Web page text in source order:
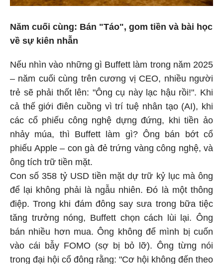
Năm cuối cùng: Bán "Táo", gom tiền và bài học
về sự kiên nhẫn
Nếu nhìn vào những gì Buffett làm trong năm 2025
– năm cuối cùng trên cương vị CEO, nhiều người
trẻ sẽ phải thốt lên: "Ông cụ này lạc hậu rồi!". Khi
cả thế giới điên cuồng vì trí tuệ nhân tạo (AI), khi
các cổ phiếu công nghệ dựng đứng, khi tiền ảo
nhảy múa, thì Buffett làm gì? Ông bán bớt cổ
phiếu Apple – con gà đẻ trứng vàng công nghệ, và
ông tích trữ tiền mặt.
Con số 358 tỷ USD tiền mặt dự trữ kỷ lục mà ông
để lại không phải là ngẫu nhiên. Đó là một thông
điệp. Trong khi đám đông say sưa trong bữa tiệc
tăng trưởng nóng, Buffett chọn cách lùi lại. Ông
bán nhiều hơn mua. Ông không để mình bị cuốn
vào cái bẫy FOMO (sợ bị bỏ lỡ). Ông từng nói
trong đại hội cổ đông rằng: "Cơ hội không đến theo